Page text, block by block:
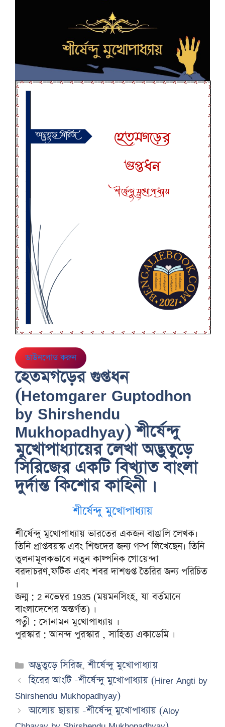
ডাউনলোড করুন
হেতমগড়ের গুপ্তধন
(Hetomgarer Guptodhon
by Shirshendu
Mukhopadhyay) শীর্ষেন্দু
মুখোপাধ্যায়ের লেখা অদ্ভুতুড়ে
সিরিজের একটি বিখ্যাত বাংলা
দুর্দান্ত কিশোর কাহিনী ।
শীর্ষেন্দু মুখোপাধ্যায়
শীর্ষেন্দু মুখোপাধ্যায় ভারতের একজন বাঙালি লেখক।
তিনি প্রাপ্তবয়স্ক এবং শিশুদের জন্য গল্প লিখেছেন। তিনি
তুলনামূলকভাবে নতুন কাল্পনিক গোয়েন্দা
বরদাচরণ,ফটিক এবং শবর দাশগুপ্ত তৈরির জন্য পরিচিত
।
জন্ম : 2 নভেম্বর 1935 (ময়মনসিংহ, যা বর্তমানে
বাংলাদেশের অন্তর্গত) ।
পত্নী : সোনামন মুখোপাধ্যায় ।
পুরস্কার : আনন্দ পুরস্কার , সাহিত্য একাডেমি ।
Categories
অদ্ভুতুড়ে সিরিজ,শীর্ষেন্দু মুখোপাধ্যায়
হিরের আংটি -শীর্ষেন্দু মুখোপাধ্যায় (Hirer Angti by
Shirshendu Mukhopadhyay)
আলোয় ছায়ায় -শীর্ষেন্দু মুখোপাধ্যায় (Aloy